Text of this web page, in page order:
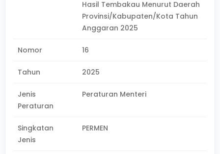
Hasil Tembakau Menurut Daerah
Provinsi/Kabupaten/Kota Tahun
Anggaran 2025
Nomor 16
Tahun 2025
Jenis
Peraturan
Peraturan Menteri
Singkatan
Jenis
PERMEN